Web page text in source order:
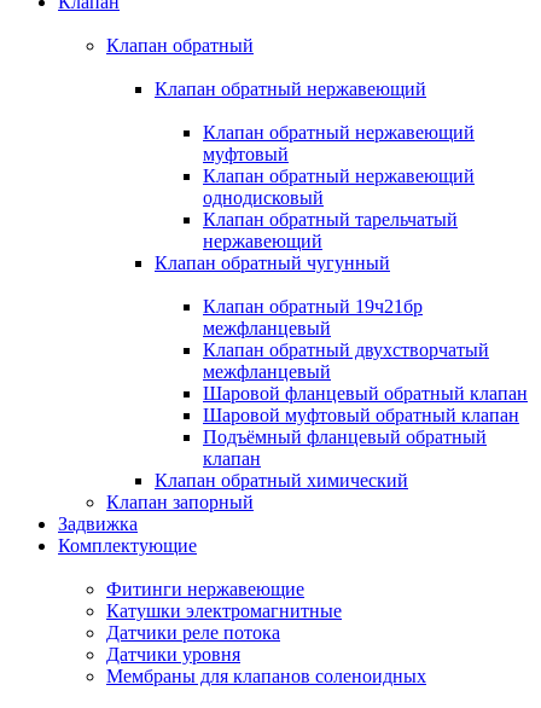
Клапан обратный
Клапан обратный нержавеющий
Клапан обратный нержавеющий
муфтовый
Клапан обратный нержавеющий
однодисковый
Клапан обратный тарельчатый
нержавеющий
Клапан обратный чугунный
Клапан обратный 19ч21бр
межфланцевый
Клапан обратный двухстворчатый
межфланцевый
Шаровой фланцевый обратный клапан
Шаровой муфтовый обратный клапан
Подъёмный фланцевый обратный
клапан
Клапан обратный химический
Клапан запорный
Задвижка
Комплектующие
Фитинги нержавеющие
Катушки электромагнитные
Датчики реле потока
Датчики уровня
Мембраны для клапанов соленоидных